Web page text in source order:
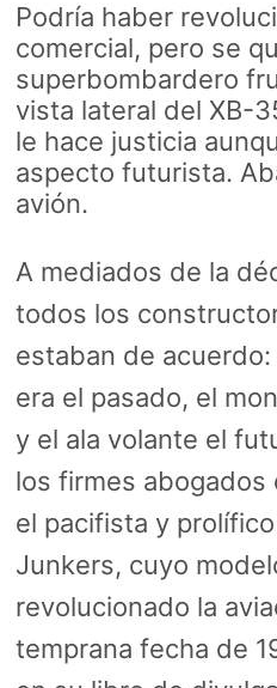
Podría haber
comercial, pero se
superbombardero
vista lateral del XB-
le hace justicia
aspecto futurista.
avión.
A mediados de la
todos los
estaban de
era el pasado, el
y el ala volante el
los firmes abogados
el pacifista y
Junkers, cuyo
revolucionado la
temprana fecha de